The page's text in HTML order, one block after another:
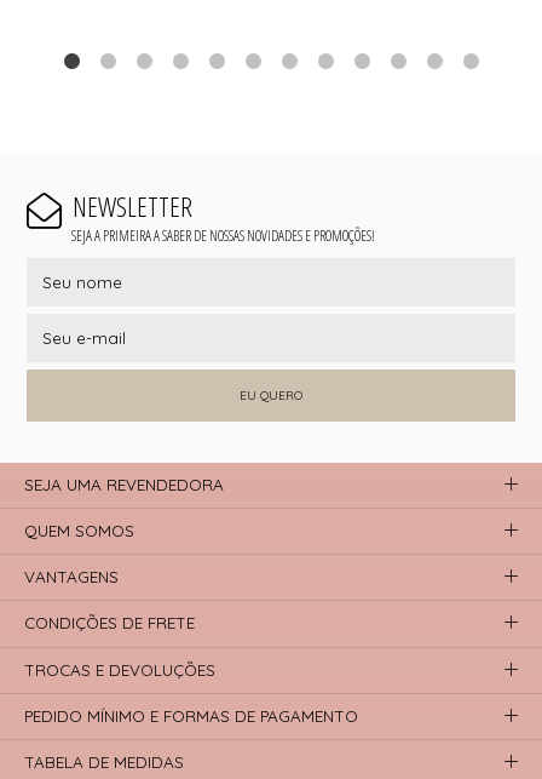
NEWSLETTER
SEJA A PRIMEIRA A SABER DE NOSSAS NOVIDADES E PROMOÇÕES!
EU QUERO
SEJA UMA REVENDEDORA
QUEM SOMOS
VANTAGENS
CONDIÇÕES DE FRETE
TROCAS E DEVOLUÇÕES
PEDIDO MÍNIMO E FORMAS DE PAGAMENTO
TABELA DE MEDIDAS